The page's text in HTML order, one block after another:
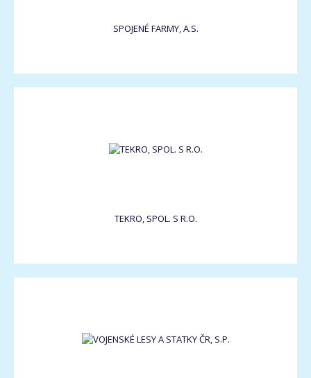
SPOJENÉ FARMY, A.S.
TEKRO, SPOL. S R.O.